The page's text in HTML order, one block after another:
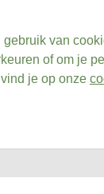
van
of om je
je op onze